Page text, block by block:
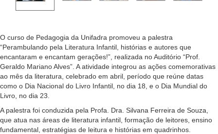
O curso de Pedagogia da Unifadra promoveu a palestra
“Perambulando pela Literatura Infantil, histórias e autores que
encantaram e encantam gerações!”, realizada no Auditório “Prof.
Geraldo Mariano Alves”. A atividade integrou as ações comemorativas
ao mês da literatura, celebrado em abril, período que reúne datas
como o Dia Nacional do Livro Infantil, no dia 18, e o Dia Mundial do
Livro, no dia 23.
A palestra foi conduzida pela Profa. Dra. Silvana Ferreira de Souza,
que atua nas áreas de literatura infantil, formação de leitores, ensino
fundamental, estratégias de leitura e histórias em quadrinhos.